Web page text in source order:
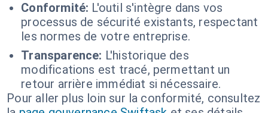
Conformité: L'outil s'intègre dans vos
processus de sécurité existants, respectant
les normes de votre entreprise.
Transparence: L'historique des
modifications est tracé, permettant un
retour arrière immédiat si nécessaire.
Pour aller plus loin sur la conformité, consultez